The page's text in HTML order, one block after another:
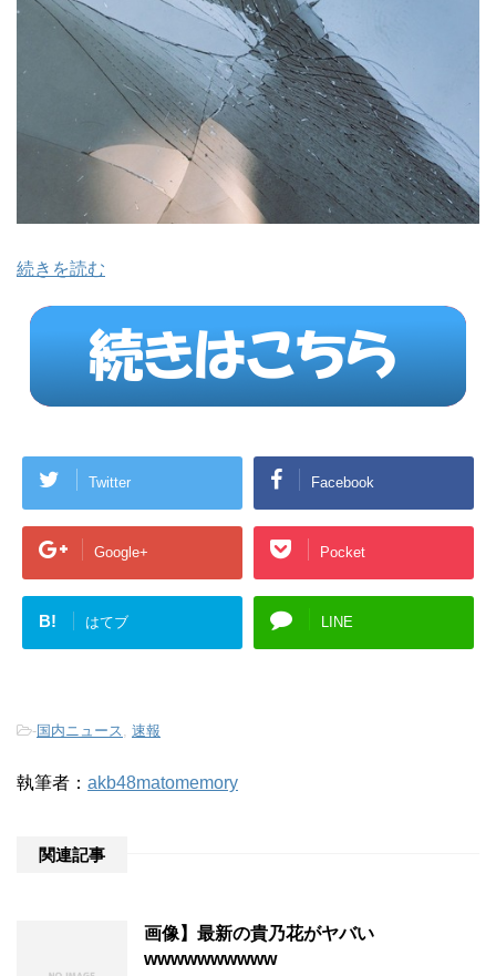
続きを読む
Twitter Facebook
Google+ Pocket
B! はてブ LINE
-国内ニュース 速報
執筆者： akb48matomemory
関連記事
画像】最新の貴乃花がヤバい
wwwwwwwwww